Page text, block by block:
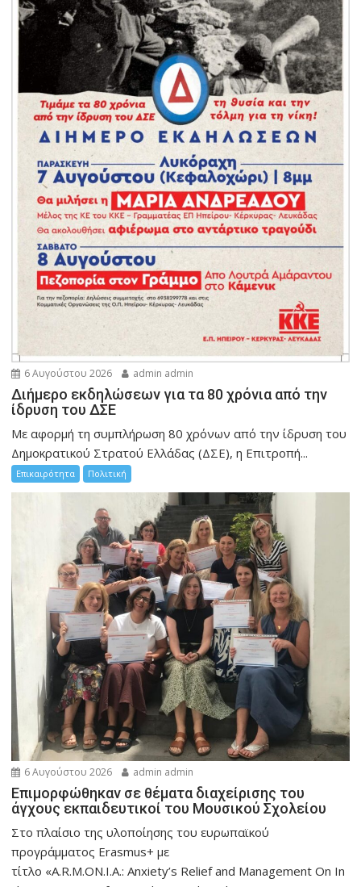
6 Αυγούστου 2026 admin admin
Διήμερο εκδηλώσεων για τα 80 χρόνια από την
ίδρυση του ΔΣΕ
Με αφορμή τη συμπλήρωση 80 χρόνων από την ίδρυση του
Δημοκρατικού Στρατού Ελλάδας (ΔΣΕ), η Επιτροπή...
Επικαιρότητα Πολιτική
6 Αυγούστου 2026 admin admin
Eπιμορφώθηκαν σε θέματα διαχείρισης του
άγχους εκπαιδευτικοί του Μουσικού Σχολείου
Στο πλαίσιο της υλοποίησης του ευρωπαϊκού
προγράμματος Erasmus+ με
τίτλο «A.R.M.ON.I.A.: Anxiety’s Relief and Management On In